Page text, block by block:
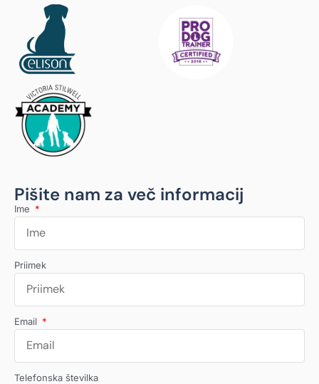
Pišite nam za več informacij
Ime
Priimek
Email
Telefonska številka